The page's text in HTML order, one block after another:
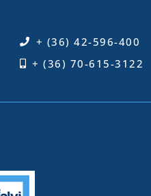
+ (36) 42-596-400
+ (36) 70-615-3122